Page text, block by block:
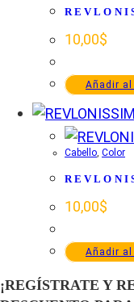
10,00$
Añadir
Cabello, Color
10,00$
Añadir
¡REGÍSTRATE Y